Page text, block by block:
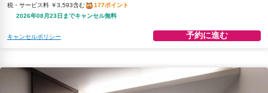
税・サービス料 ￥3,593含む
177ポイント
2026年08月23日までキャンセル無料
キャンセルポリシー 予約に進む